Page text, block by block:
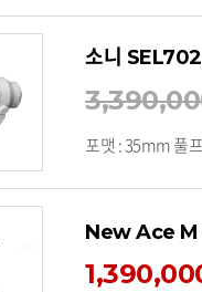
소니
포맷 : 35mm 풀
New Ace M